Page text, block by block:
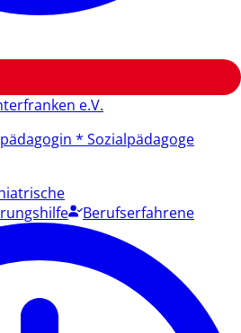
e.V.
* Sozialpädagoge
Berufserfahrene